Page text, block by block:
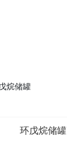
环戊烷储罐